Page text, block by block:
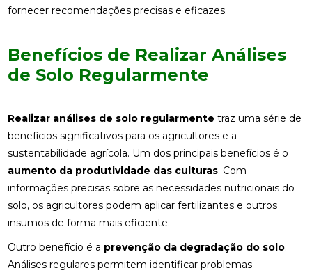
fornecer recomendações precisas e eficazes.
Benefícios de Realizar Análises
de Solo Regularmente
Realizar análises de solo regularmente traz uma série de
benefícios significativos para os agricultores e a
sustentabilidade agrícola. Um dos principais benefícios é o
aumento da produtividade das culturas. Com
informações precisas sobre as necessidades nutricionais do
solo, os agricultores podem aplicar fertilizantes e outros
insumos de forma mais eficiente.
Outro benefício é a prevenção da degradação do solo.
Análises regulares permitem identificar problemas